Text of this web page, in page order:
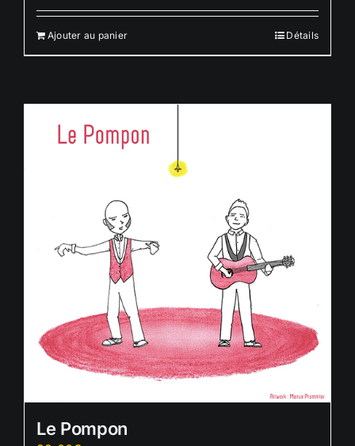
Ajouter au panier Détails
Le Pompon